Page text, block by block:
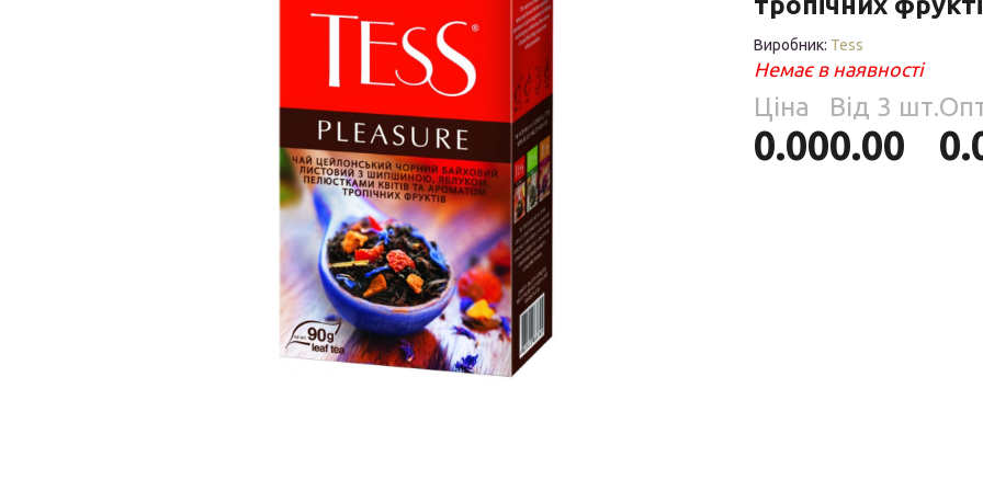
Крупи
Соуси
Східна кухня
Снеки та закуски
Харчові
інгредієнти
Рослинна олія
Борошно та
висівки
Подарункові
Виробник: Tess
Немає в наявності
Ціна
0.00
Від 3 шт.
0.00